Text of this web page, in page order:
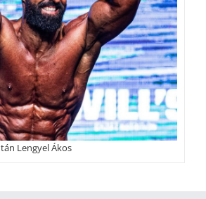
Lengyel Ákos